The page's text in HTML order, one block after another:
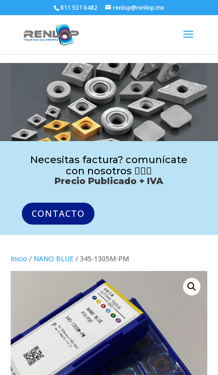
811 531 6482 renlop@renlop.mx
Necesitas factura? comunícate
con nosotros 🙋🏻‍♂️
Precio Publicado + IVA
CONTACTO
Inicio / NANO BLUE / 345-1305M-PM